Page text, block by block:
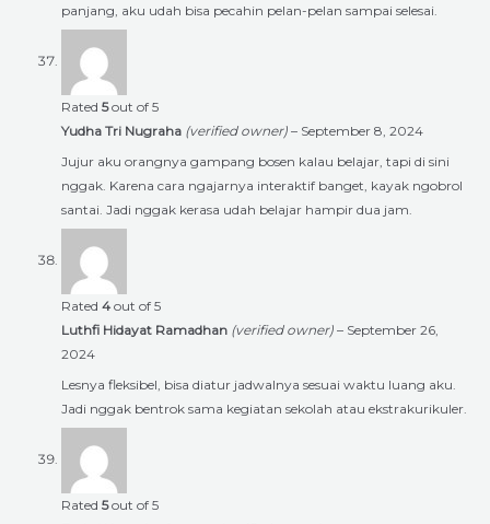
panjang, aku udah bisa pecahin pelan-pelan sampai selesai.
Rated 5out of 5
Yudha Tri Nugraha (verified owner) – September 8, 2024
Jujur aku orangnya gampang bosen kalau belajar, tapi di sini
nggak. Karena cara ngajarnya interaktif banget, kayak ngobrol
santai. Jadi nggak kerasa udah belajar hampir dua jam.
Rated 4 out of 5
Luthfi Hidayat Ramadhan (verified owner) – September 26,
2024
Lesnya fleksibel, bisa diatur jadwalnya sesuai waktu luang aku.
Jadi nggak bentrok sama kegiatan sekolah atau ekstrakurikuler.
Rated 5out of 5